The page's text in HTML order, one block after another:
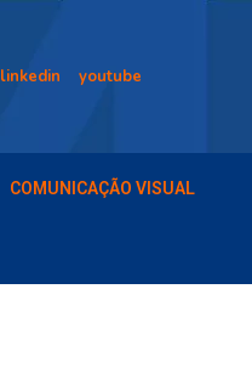
linkedin youtube
COMUNICAÇÃO VISUAL